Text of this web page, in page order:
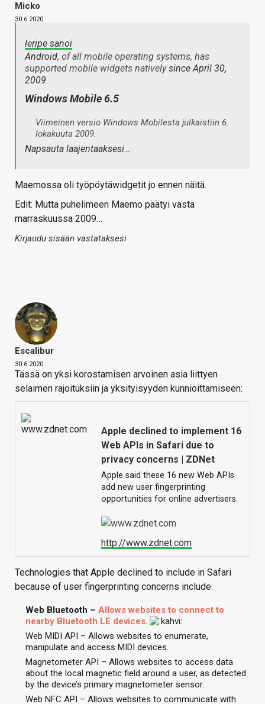
Micko
30.6.2020
leripe sanoi
Android, of all mobile operating systems, has
supported mobile widgets nativelysince April 30,
2009.
Windows Mobile 6.5
Viimeinen versio Windows Mobilesta julkaistiin 6.
lokakuuta 2009.
Napsauta laajentaaksesi…
Maemossa oli työpöytäwidgetit jo ennen näitä.
Edit: Mutta puhelimeen Maemo päätyi vasta
marraskuussa 2009…
Kirjaudu sisään vastataksesi
Escalibur
30.6.2020
Tässä on yksi korostamisen arvoinen asia liittyen
selaimen rajoituksiin ja yksityisyyden kunnioittamiseen:
Apple declined to implement 16
Web APIs in Safari due to
privacy concerns | ZDNet
Apple said these 16 new Web APIs
add new user fingerprinting
opportunities for online advertisers.
http://www.zdnet.com
Technologies that Apple declined to include in Safari
because of user fingerprinting concerns include:
Web Bluetooth – Allows websites to connect to
nearby Bluetooth LE devices.
Web MIDI API – Allows websites to enumerate,
manipulate and access MIDI devices.
Magnetometer API – Allows websites to access data
about the local magnetic field around a user, as detected
by the device’s primary magnetometer sensor.
Web NFC API – Allows websites to communicate with